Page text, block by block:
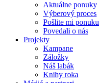
Aktuálne ponuky
Výberový proces
Pošlite mi ponuku
Povedali o nás
Projekty
Kampane
Záložky
Náš labák
Knihy roka